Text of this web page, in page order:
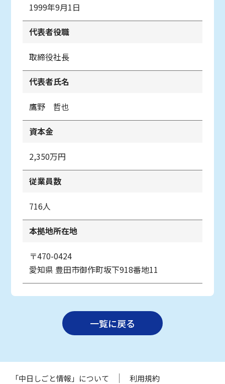
1999年9月1日
代表者役職
取締役社長
代表者氏名
鷹野 哲也
資本金
2,350万円
従業員数
716人
本拠地所在地
〒470-0424
愛知県 豊田市御作町坂下918番地11
一覧に戻る
「中日しごと情報」について 利用規約